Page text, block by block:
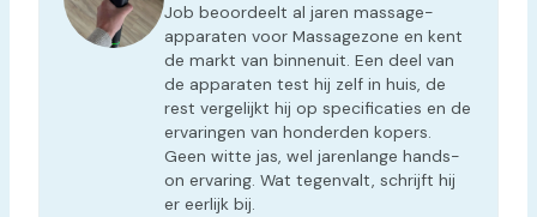
Job beoordeelt al jaren massage-
apparaten voor Massagezone en kent
de markt van binnenuit. Een deel van
de apparaten test hij zelf in huis, de
rest vergelijkt hij op specificaties en de
ervaringen van honderden kopers.
Geen witte jas, wel jarenlange hands-
on ervaring. Wat tegenvalt, schrijft hij
er eerlijk bij.